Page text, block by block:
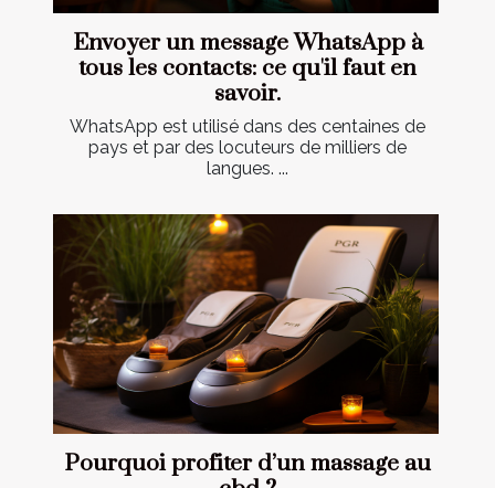
Envoyer un message WhatsApp à
tous les contacts: ce qu'il faut en
savoir.
WhatsApp est utilisé dans des centaines de
pays et par des locuteurs de milliers de
langues. ...
Pourquoi profiter d’un massage au